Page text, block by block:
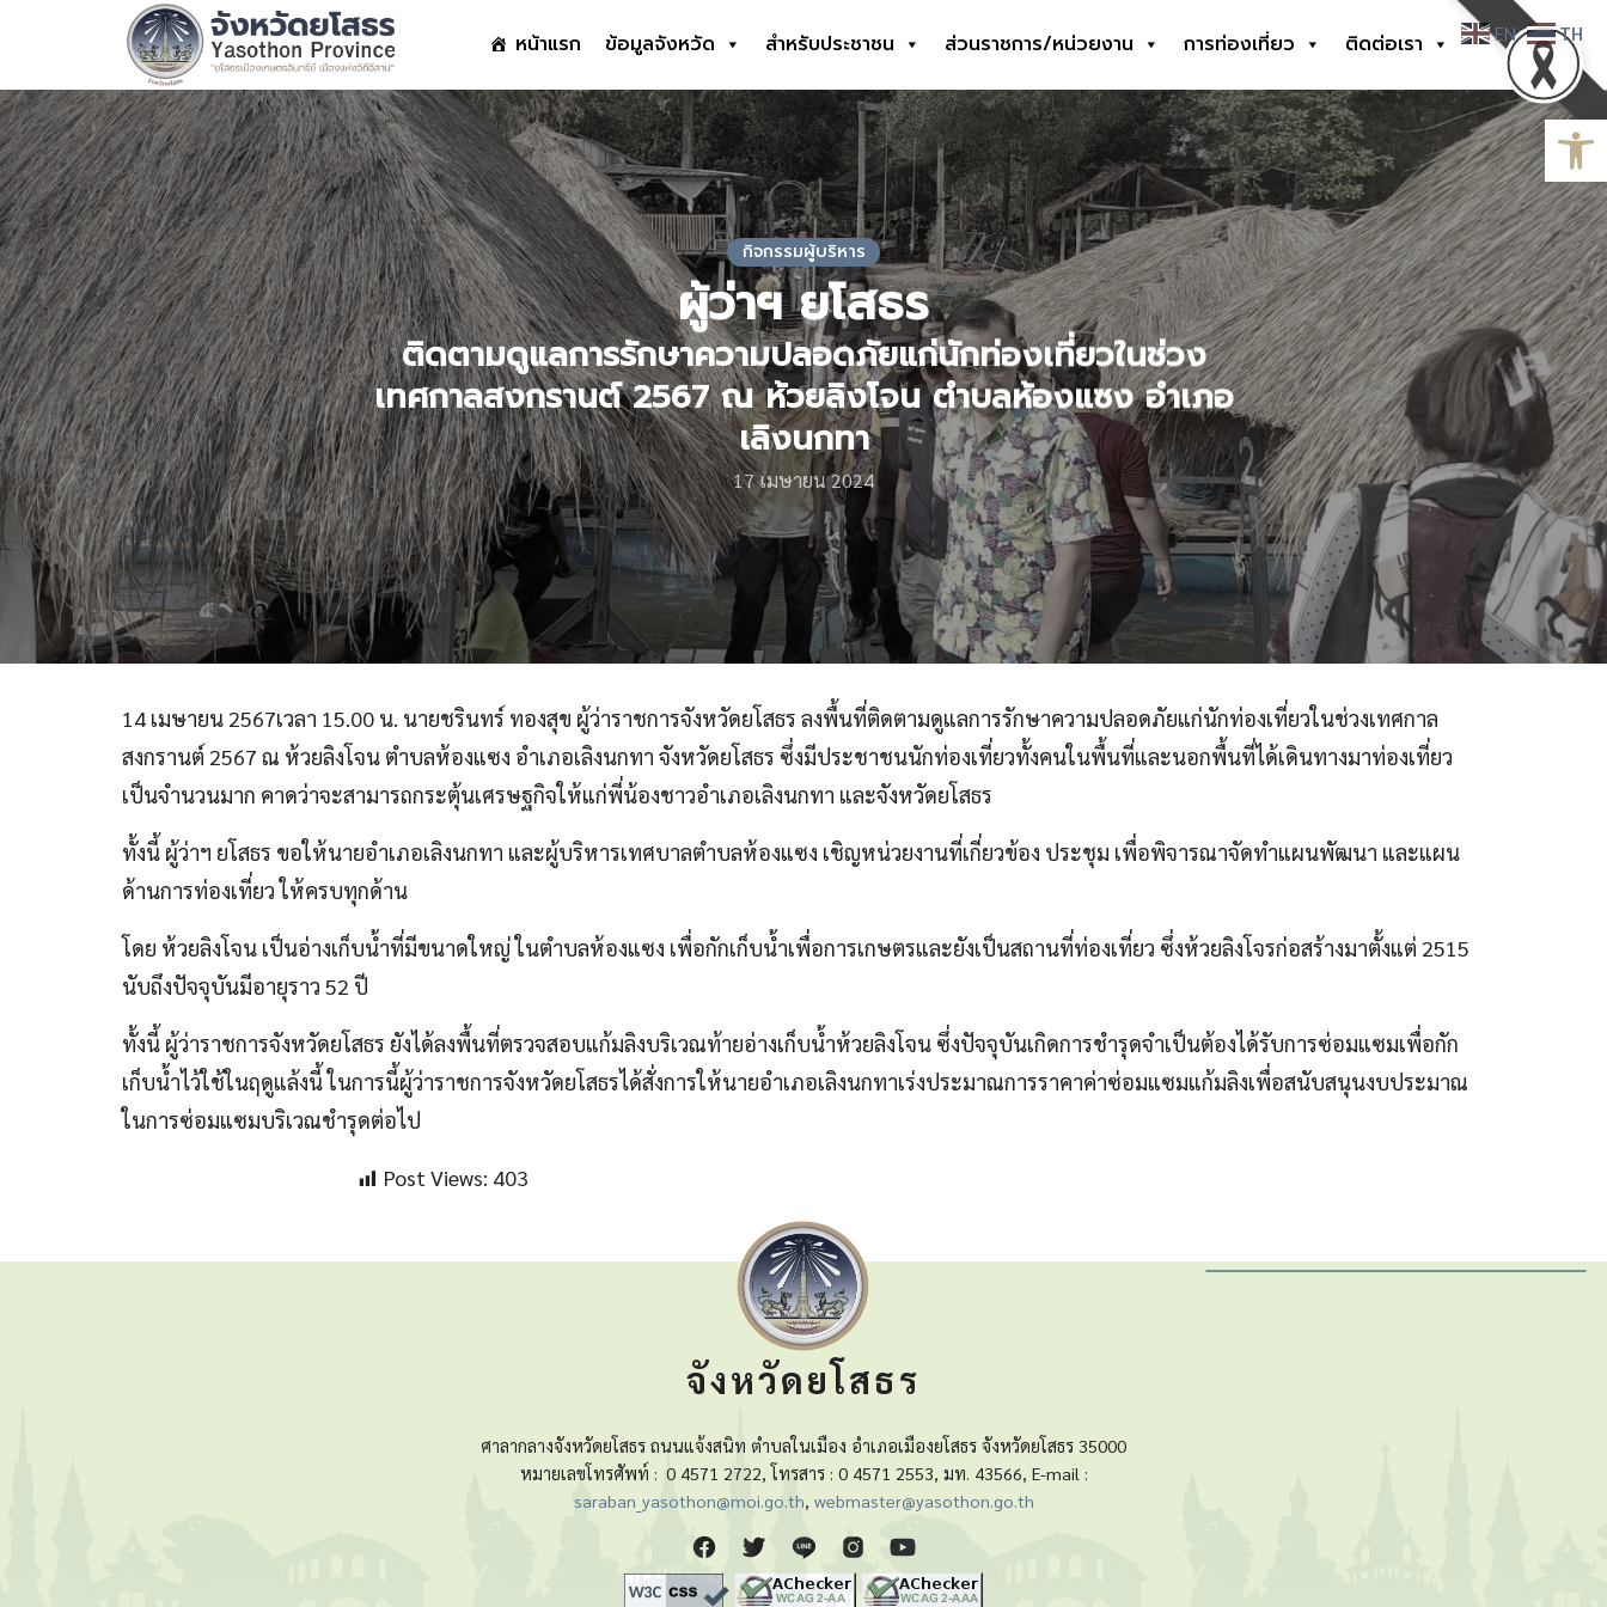
หน้าแรก ข้อมูลจังหวัด สำหรับประชาชน ส่วนราชการ/หน่วยงาน การท่องเที่ยว
ติดต่อเรา
Search
for:
กิจกรรมผู้บริหาร
ผู้ว่าฯ ยโสธร
ติดตามดูแลการรักษาความปลอดภัยแก่นักท่องเที่ยวในช่วง
เทศกาลสงกรานต์ 2567 ณ ห้วยลิงโจน ตำบลห้องแซง อำเภอ
เลิงนกทา
17 เมษายน 2024
14 เมษายน 2567เวลา 15.00 น. นายชรินทร์ ทองสุข ผู้ว่าราชการจังหวัดยโสธร ลงพื้นที่ติดตามดูแลการรักษาความปลอดภัยแก่นักท่องเที่ยวในช่วงเทศกาล
สงกรานต์ 2567 ณ ห้วยลิงโจน ตำบลห้องแซง อำเภอเลิงนกทา จังหวัดยโสธร ซึ่งมีประชาชนนักท่องเที่ยวทั้งคนในพื้นที่และนอกพื้นที่ได้เดินทางมาท่องเที่ยว
เป็นจำนวนมาก คาดว่าจะสามารถกระตุ้นเศรษฐกิจให้แก่พี่น้องชาวอำเภอเลิงนกทา และจังหวัดยโสธร
ทั้งนี้ ผู้ว่าฯ ยโสธร ขอให้นายอำเภอเลิงนกทา และผู้บริหารเทศบาลตำบลห้องแซง เชิญหน่วยงานที่เกี่ยวข้อง ประชุม เพื่อพิจารณาจัดทำแผนพัฒนา และแผน
ด้านการท่องเที่ยว ให้ครบทุกด้าน
โดย ห้วยลิงโจน เป็นอ่างเก็บน้ำที่มีขนาดใหญ่ ในตำบลห้องแซง เพื่อกักเก็บน้ำเพื่อการเกษตรและยังเป็นสถานที่ท่องเที่ยว ซึ่งห้วยลิงโจรก่อสร้างมาตั้งแต่ 2515
นับถึงปัจจุบันมีอายุราว 52 ปี
ทั้งนี้ ผู้ว่าราชการจังหวัดยโสธร ยังได้ลงพื้นที่ตรวจสอบแก้มลิงบริเวณท้ายอ่างเก็บน้ำห้วยลิงโจน ซึ่งปัจจุบันเกิดการชำรุดจำเป็นต้องได้รับการซ่อมแซมเพื่อกัก
เก็บน้ำไว้ใช้ในฤดูแล้งนี้ ในการนี้ผู้ว่าราชการจังหวัดยโสธรได้สั่งการให้นายอำเภอเลิงนกทาเร่งประมาณการราคาค่าซ่อมแซมแก้มลิงเพื่อสนับสนุนงบประมาณ
ในการซ่อมแซมบริเวณชำรุดต่อไป
Post Views: 403
จังหวัดยโสธร
ศาลากลางจังหวัดยโสธร ถนนแจ้งสนิท ตำบลในเมือง อำเภอเมืองยโสธร จังหวัดยโสธร 35000
หมายเลขโทรศัพท์ : 0 4571 2722, โทรสาร : 0 4571 2553, มท. 43566, E-mail :
saraban_yasothon@moi.go.th, webmaster@yasothon.go.th
EN TH